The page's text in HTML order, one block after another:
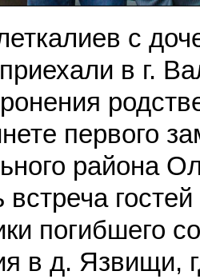
с
в г.
первого
района
встреча
погибшего
в д. Язвищи,